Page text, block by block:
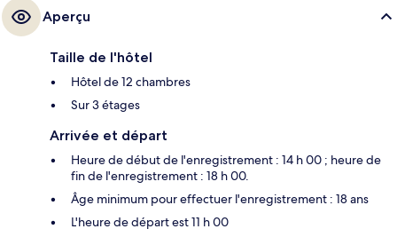
Aperçu
Taille de l'hôtel
Hôtel de 12 chambres
Sur 3 étages
Arrivée et départ
Heure de début de l'enregistrement : 14 h 00 ; heure de
fin de l'enregistrement : 18 h 00.
Âge minimum pour effectuer l'enregistrement : 18 ans
L'heure de départ est 11 h 00